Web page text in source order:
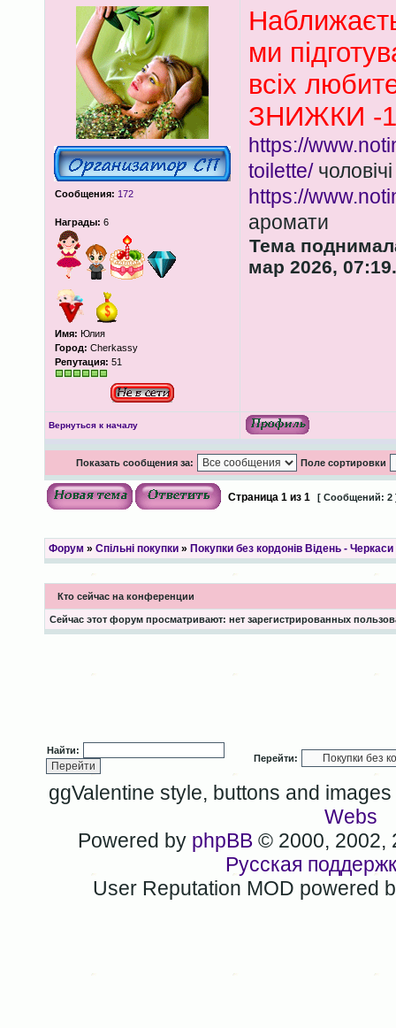
Сообщения: 172
Награды: 6
Имя: Юлия
Город: Cherkassy
Репутация: 51
ми
всіх
ЗНИЖКИ -
https://
toilette/
https://
аромати
Тема
мар 2026, 07:19.
Вернуться к началу
Показать сообщения за: Поле сортировки
Страница 1из 1 [ Сообщений: 2
Форум » Спільні покупки» Покупки без кордонів Відень - Черкаси
Кто сейчас на конференции
Сейчас этот форум просматривают: нет зарегистрированных
Найти:
Перейти:
ggValentine style, buttons and
Webs
Powered by phpBB © 2000, 2002,
Русская
User Reputation MOD powered